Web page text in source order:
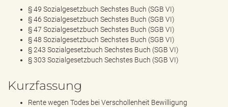
§ 49 Sozialgesetzbuch Sechstes Buch (SGB VI)
§ 46 Sozialgesetzbuch Sechstes Buch (SGB VI)
§ 47 Sozialgesetzbuch Sechstes Buch (SGB VI)
§ 48 Sozialgesetzbuch Sechstes Buch (SGB VI)
§ 243 Sozialgesetzbuch Sechstes Buch (SGB VI)
§ 303 Sozialgesetzbuch Sechstes Buch (SGB VI)
Kurzfassung
Rente wegen Todes bei Verschollenheit Bewilligung